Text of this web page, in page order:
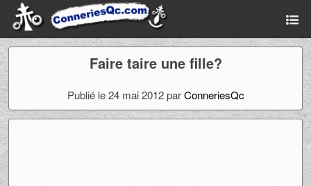
Faire taire une fille?
Publié le 24 mai 2012 parConneriesQc